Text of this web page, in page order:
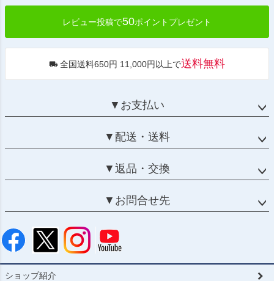
レビュー投稿で50ポイントプレゼント
全国送料650円 11,000円以上で送料無料
▼お支払い
▼配送・送料
▼返品・交換
▼お問合せ先
ショップ紹介